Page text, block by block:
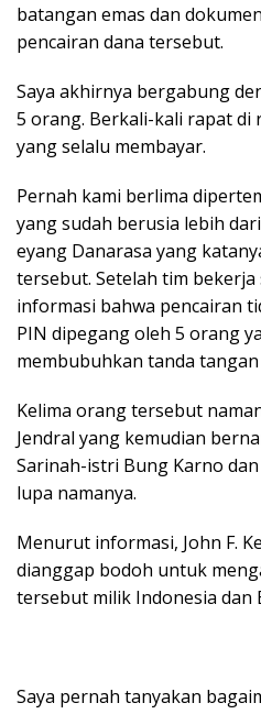
batangan emas dan
pencairan dana tersebut.
Saya akhirnya bergabung
5 orang. Berkali-kali rapat di
yang selalu membayar.
Pernah kami berlima
yang sudah berusia lebih
eyang Danarasa yang
tersebut. Setelah tim
informasi bahwa pencairan
PIN dipegang oleh 5 orang
membubuhkan tanda
Kelima orang tersebut
Jendral yang kemudian
Sarinah-istri Bung Karno
lupa namanya.
Menurut informasi, John F.
dianggap bodoh untuk
tersebut milik Indonesia dan
Saya pernah tanyakan